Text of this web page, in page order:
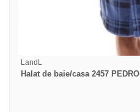
LandL
Halat de baie/casa 2457 PEDRO